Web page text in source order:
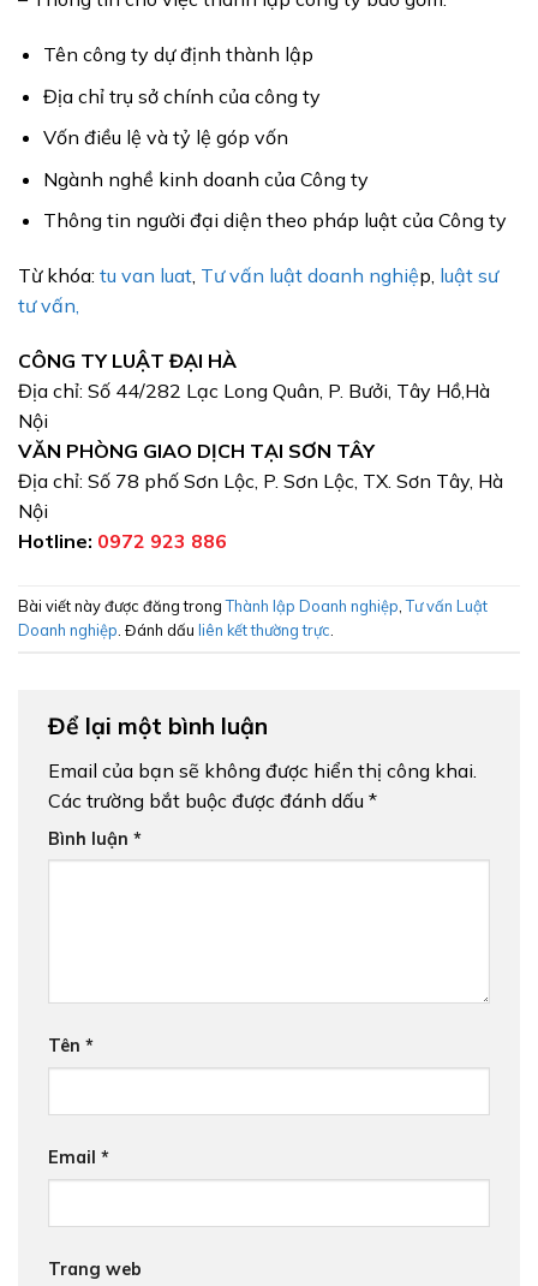
Tên công ty dự định thành lập
Địa chỉ trụ sở chính của công ty
Vốn điều lệ và tỷ lệ góp vốn
Ngành nghề kinh doanh của Công ty
Thông tin người đại diện theo pháp luật của Công ty
Từ khóa: tu van luat, Tư vấn luật doanh nghiệp, luật sư
tư vấn,
CÔNG TY LUẬT ĐẠI HÀ
Địa chỉ: Số 44/282 Lạc Long Quân, P. Bưởi, Tây Hồ,Hà
Nội
VĂN PHÒNG GIAO DỊCH TẠI SƠN TÂY
Địa chỉ: Số 78 phố Sơn Lộc, P. Sơn Lộc, TX. Sơn Tây, Hà
Nội
Hotline: 0972 923 886
Bài viết này được đăng trongThành lập Doanh nghiệp,Tư vấn Luật
Doanh nghiệp. Đánh dấu liên kết thường trực.
Để lại một bình luận
Email của bạn sẽ không được hiển thị công khai.
Các trường bắt buộc được đánh dấu *
Bình luận *
Tên *
Email *
Trang web